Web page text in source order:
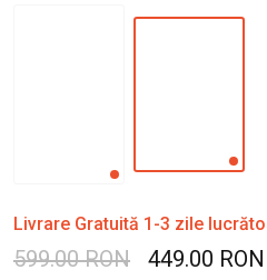
Livrare Gratuită 1-3 zile
599.00 RON 449.00 RON